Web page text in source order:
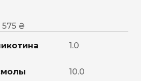
575 ₴
1.0
10.0